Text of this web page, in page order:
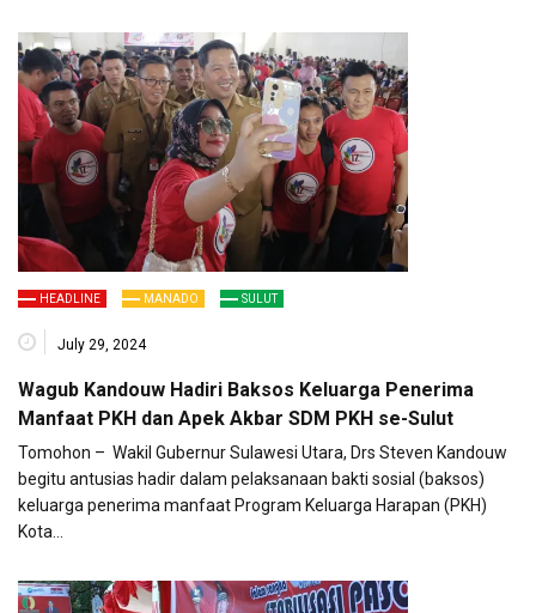
HEADLINE MANADO SULUT
July 29, 2024
Wagub Kandouw Hadiri Baksos Keluarga Penerima
Manfaat PKH dan Apek Akbar SDM PKH se-Sulut
Tomohon – Wakil Gubernur Sulawesi Utara, Drs Steven Kandouw
begitu antusias hadir dalam pelaksanaan bakti sosial (baksos)
keluarga penerima manfaat Program Keluarga Harapan (PKH)
Kota…